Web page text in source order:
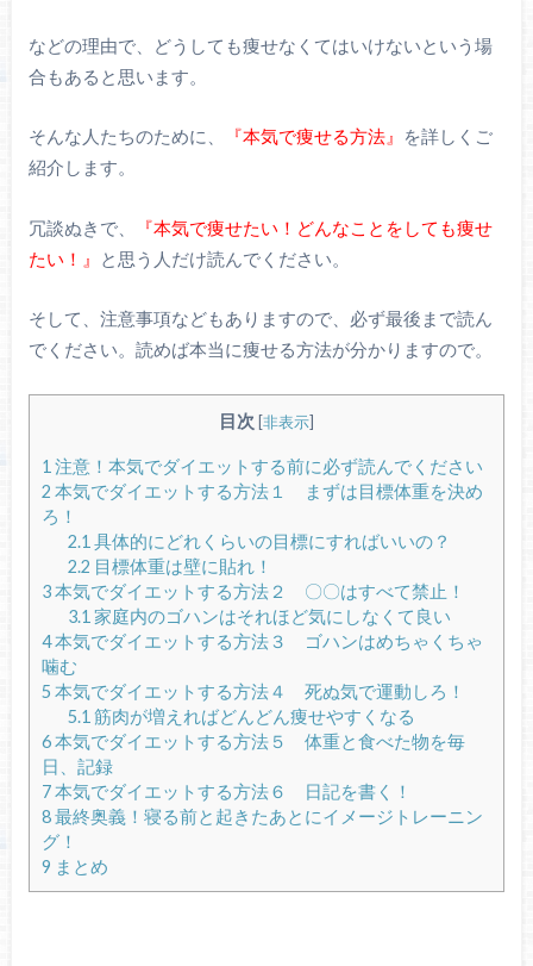
などの理由で、どうしても痩せなくてはいけないという場
合もあると思います。
そんな人たちのために、 『本気で痩せる方法』
を詳しくご
紹介します。
冗談ぬきで、
『本気で痩せたい！どんなことをしても痩せ
たい！』
と思う人だけ読んでください。
そして、注意事項などもありますので、必ず最後まで読ん
でください。読めば本当に痩せる方法が分かりますので。
目次 [非表示]
1 注意！本気でダイエットする前に必ず読んでください
2 本気でダイエットする方法１ まずは目標体重を決め
ろ！
2.1 具体的にどれくらいの目標にすればいいの？
2.2 目標体重は壁に貼れ！
3本気でダイエットする方法２ 〇〇はすべて禁止！
3.1 家庭内のゴハンはそれほど気にしなくて良い
4本気でダイエットする方法３ ゴハンはめちゃくちゃ
噛む
5 本気でダイエットする方法４ 死ぬ気で運動しろ！
5.1 筋肉が増えればどんどん痩せやすくなる
6本気でダイエットする方法５ 体重と食べた物を毎
日、記録
7本気でダイエットする方法６ 日記を書く！
8最終奥義！寝る前と起きたあとにイメージトレーニン
グ！
9 まとめ